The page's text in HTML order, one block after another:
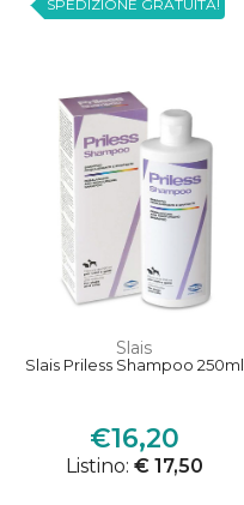
SPEDIZIONE GRATUITA!
Slais
Slais Priless Shampoo 250ml
€16,20
Listino: € 17,50